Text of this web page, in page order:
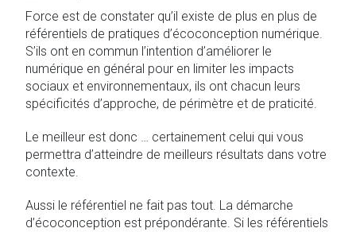
Force est de constater qu’il existe de plus en plus de
référentiels de pratiques d’écoconception numérique.
S’ils ont en commun l’intention d’améliorer le
numérique en général pour en limiter les impacts
sociaux et environnementaux, ils ont chacun leurs
spécificités d’approche, de périmètre et de praticité.
Le meilleur est donc … certainement celui qui vous
permettra d’atteindre de meilleurs résultats dans votre
contexte.
Aussi le référentiel ne fait pas tout. La démarche
d’écoconception est prépondérante. Si les référentiels